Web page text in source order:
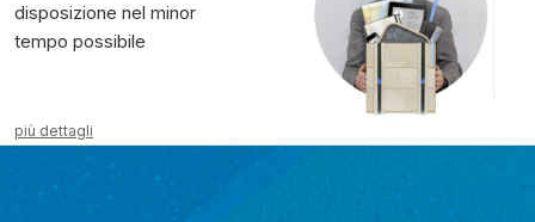
disposizione nel minor
tempo possibile
più dettagli